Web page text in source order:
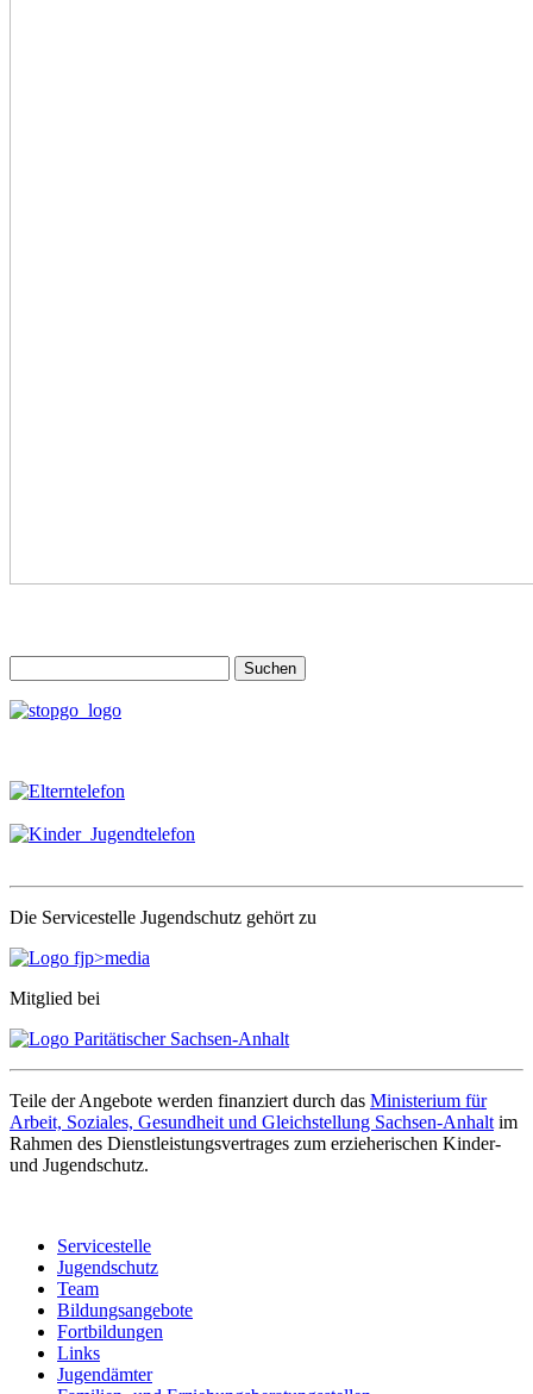
nach:
Die Servicestelle Jugendschutz gehört zu
Mitglied bei
Teile der Angebote werden finanziert durch das Ministerium für
Arbeit, Soziales, Gesundheit und Gleichstellung Sachsen-Anhalt im
Rahmen des Dienstleistungsvertrages zum erzieherischen Kinder-
und Jugendschutz.
Servicestelle
Jugendschutz
Team
Bildungsangebote
Fortbildungen
Links
Jugendämter